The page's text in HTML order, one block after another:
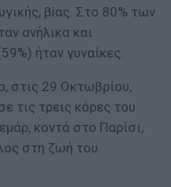
βiας. Στο 80% των
ανήλικα και
ήταν γυναίκες.
στις 29 Οκτωβρίου,
τις τρεις κόρες του
κοντά στο Παρίσι,
στη ζωή του.